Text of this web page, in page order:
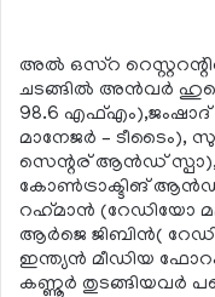
അല്‍ ഒസ്റ
ചടങ്ങില്‍ അന്‍വര്‍
98.6
മാനേജര്‍ –
സെന്റര് ആന്‍ഡ്
കോണ്‍ട്രാക്ടിങ്
റഹ്‌മാന്‍ (റേഡിയോ
ആര്‍ജെ ജിബിന്‍(
ഇന്ത്യന്‍ മീഡിയ
കണ്ണൂര്‍ തുടങ്ങിയവര്‍